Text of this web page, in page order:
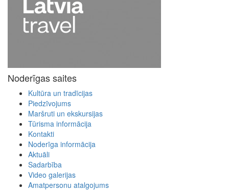
Noderīgas saites
Kultūra un tradīcijas
Piedzīvojums
Maršruti un ekskursijas
Tūrisma informācija
Kontakti
Noderīga informācija
Aktuāli
Sadarbība
Video galerijas
Amatpersonu atalgojums